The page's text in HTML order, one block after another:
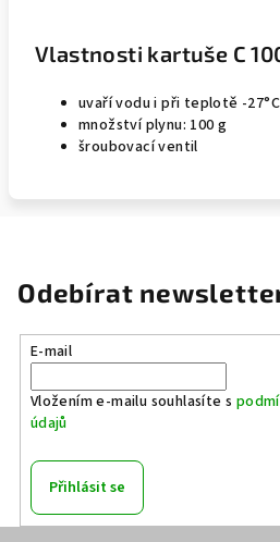
Vlastnosti kartuše C
uvaří vodu i při teplotě -27°C
množství plynu: 100 g
šroubovací ventil
Odebírat
E-mail
Vložením e-mailu souhlasíte s
údajů
Přihlásit se